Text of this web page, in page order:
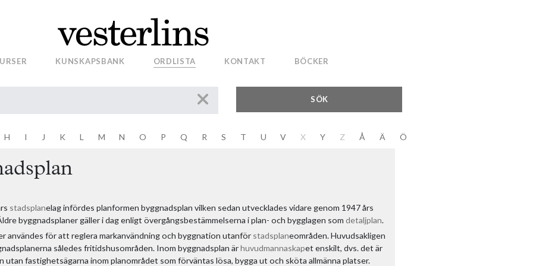
KUNSKAPSBANK ORDLISTA KONTAKT BÖCKER
SÖK
H I J K L M N O P Q R S T U V X Y Z Å Ä Ö
Brandstadga för rikets städer, 8 maj 1874
stadsplanelag infördes planformen byggnadsplan vilken sedan utvecklades vidare genom 1947 års
byggnadsplaner gäller i dag enligt övergångsbestämmelserna i plan- och bygglagen som detaljplan.
användes för att reglera markanvändning och byggnation utanför stadsplaneområden. Huvudsakligen
således fritidshusområden. Inom byggnadsplan ärhuvudmannaskapet enskilt, dvs. det är
utan fastighetsägarna inom planområdet som förväntas lösa, bygga ut och sköta allmänna platser.